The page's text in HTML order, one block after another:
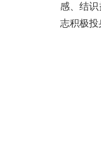
感、结
志积极投